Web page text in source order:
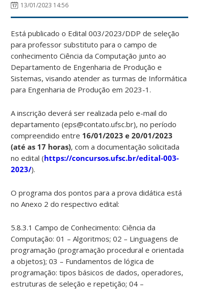
13/01/2023 14:56
Está publicado o Edital 003/2023/DDP de seleção
para professor substituto para o campo de
conhecimento Ciência da Computação junto ao
Departamento de Engenharia de Produção e
Sistemas, visando atender as turmas de Informática
para Engenharia de Produção em 2023-1.
A inscrição deverá ser realizada pelo e-mail do
departamento (eps@contato.ufsc.br), no período
compreendido entre 16/01/2023 e 20/01/2023
(até as 17 horas), com a documentação solicitada
no edital (https://concursos.ufsc.br/edital-003-
2023/).
O programa dos pontos para a prova didática está
no Anexo 2 do respectivo edital:
5.8.3.1 Campo de Conhecimento: Ciência da
Computação: 01 – Algoritmos; 02 – Linguagens de
programação (programação procedural e orientada
a objetos); 03 – Fundamentos de lógica de
programação: tipos básicos de dados, operadores,
estruturas de seleção e repetição; 04 –